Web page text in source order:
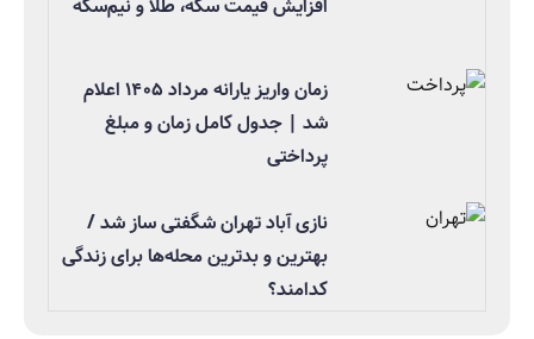
افزایش قیمت سکه، طلا و نیم‌سکه
زمان واریز یارانه مرداد ۱۴۰۵ اعلام
شد | جدول کامل زمان و مبلغ
پرداختی
نازی آباد تهران شگفتی ساز شد /
بهترین و بدترین محله‌ها برای زندگی
کدامند؟